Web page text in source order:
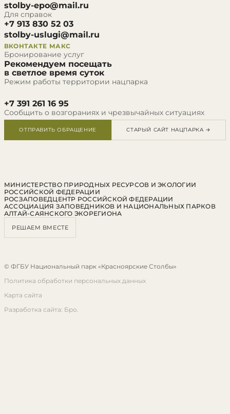
stolby-epo@mail.ru
Для справок
+7 913 830 52 03
stolby-uslugi@mail.ru
ВКОНТАКТЕ МАКС
Бронирование услуг
Рекомендуем посещать
в светлое время суток
Режим работы территории нацпарка
+7 391 261 16 95
Сообщить о возгораниях и чрезвычайных ситуациях
ОТПРАВИТЬ ОБРАЩЕНИЕ СТАРЫЙ САЙТ НАЦПАРКА →
МИНИСТЕРСТВО ПРИРОДНЫХ РЕСУРСОВ И ЭКОЛОГИИ
РОССИЙСКОЙ ФЕДЕРАЦИИ
РОСЗАПОВЕДЦЕНТР РОССИЙСКОЙ ФЕДЕРАЦИИ
АССОЦИАЦИЯ ЗАПОВЕДНИКОВ И НАЦИОНАЛЬНЫХ ПАРКОВ
АЛТАЙ-САЯНСКОГО ЭКОРЕГИОНА
РЕШАЕМ ВМЕСТЕ
© ФГБУ Национальный парк «Красноярские Столбы»
Политика обработки персональных данных
Карта сайта
Разработка сайта: Бро.